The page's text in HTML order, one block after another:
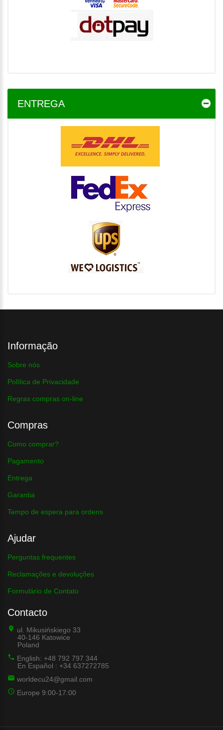
ENTREGA
Informação
Sobre nós
Política de Privacidade
Regras compras on-line
Compras
Como comprar?
Pagamento
Entrega
Garantia
Tempo de espera para ordens
Ajudar
Perguntas frequentes
Reclamações e devoluções
Formulário de Contato
Contacto
ul. Mikusińskiego 33
40-146 Katowice
Poland
English: +48 792 797 344
En Español : +34 637272785
worldecu24@gmail.com
Europe 9:00-17:00